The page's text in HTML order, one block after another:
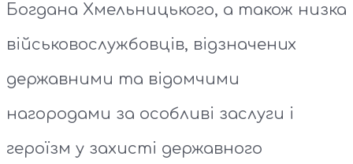
Богдана Хмельницького, а також низка
військовослужбовців, відзначених
державними та відомчими
нагородами за особливі заслуги і
героїзм у захисті державного